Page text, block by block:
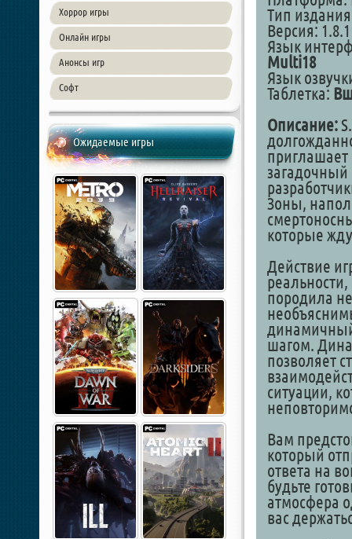
Хоррор игры
Онлайн игры
Анонсы игр
Софт
Ожидаемые игры
Тип
Версия: 1.8.1
Язык
Multi18
Язык
Таблетка:
Описание:
приглашает
загадочный
Зоны,
которые
Действие
породила
шагом.
позволяет
ситуации,
Вам
который
ответа на
будьте
атмосфера
вас